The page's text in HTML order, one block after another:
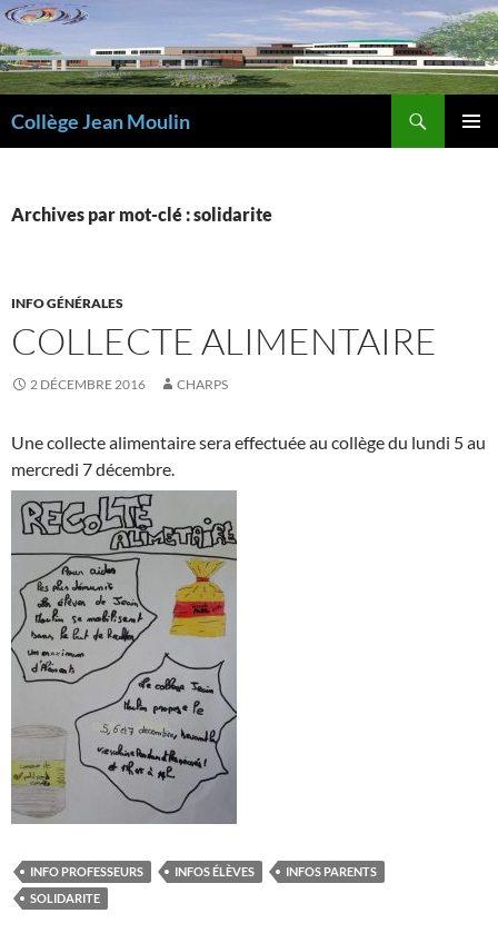
Aller
au
contenu
Collège Jean Moulin
Archives par mot-clé : solidarite
INFO GÉNÉRALES
COLLECTE ALIMENTAIRE
2 DÉCEMBRE 2016 CHARPS
Une collecte alimentaire sera effectuée au collège du lundi 5 au
mercredi 7 décembre.
INFO PROFESSEURS INFOS ÉLÈVES
INFOS PARENTS
SOLIDARITE